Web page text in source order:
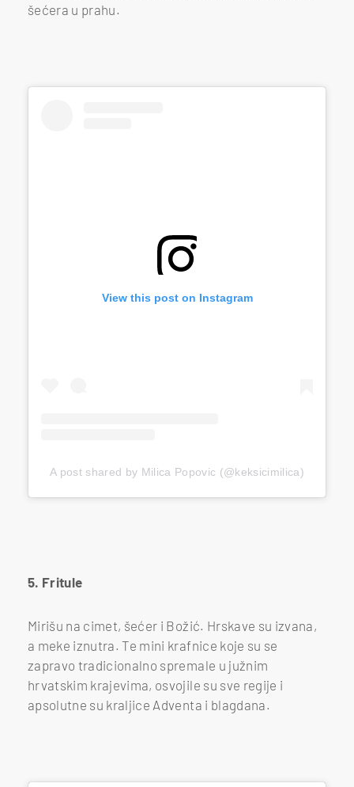
šećera u prahu.
View this post on Instagram
A post shared by Milica Popovic (@keksicimilica)
5. Fritule
Mirišu na cimet, šećer i Božić. Hrskave su izvana,
a meke iznutra. Te mini krafnice koje su se
zapravo tradicionalno spremale u južnim
hrvatskim krajevima, osvojile su sve regije i
apsolutne su kraljice Adventa i blagdana.